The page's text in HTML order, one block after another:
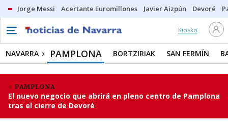
Jorge Messi Acertante Euromillones Javier Aizpún Devoré
Kiosko
NAVARRA PAMPLONA BORTZIRIAK SAN FERMÍN
PAMPLONA
El nuevo negocio que abrirá en pleno centro de Pamplona
tras el cierre de Devoré